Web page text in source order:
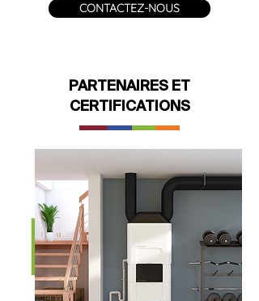
CONTACTEZ-NOUS
PARTENAIRES ET
CERTIFICATIONS